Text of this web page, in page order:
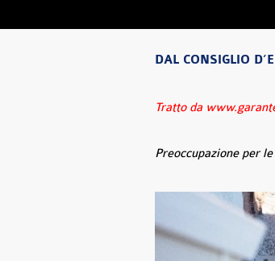
DAL CONSIGLIO
Tratto da
Preoccupazione per